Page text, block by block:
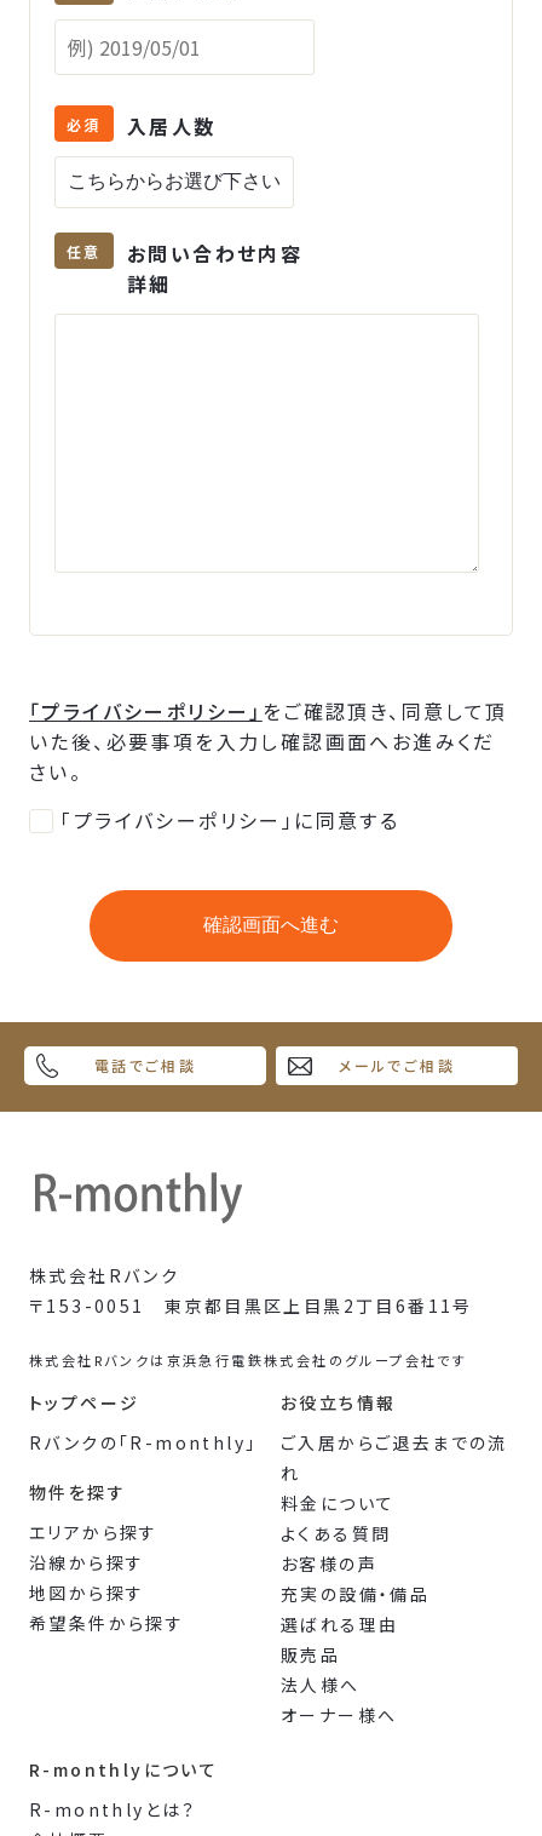
入居人数
必須
お問い合わせ内容
詳細
任意
「プライバシーポリシー」 をご確認頂き、同意して頂
いた後、必要事項を入力し確認画面へお進みくだ
さい。
「プライバシーポリシー」に同意する
電話でご相談 メールでご相談
株式会社Rバンク
〒153-0051 東京都目黒区上目黒2丁目6番11号
株式会社Rバンクは京浜急行電鉄株式会社のグループ会社です
トップページ
Rバンクの「R-monthly」
物件を探す
エリアから探す
沿線から探す
地図から探す
希望条件から探す
お役立ち情報
ご入居からご退去までの流
れ
料金について
よくある質問
お客様の声
充実の設備・備品
選ばれる理由
販売品
法人様へ
オーナー様へ
R-monthlyについて
R-monthlyとは？